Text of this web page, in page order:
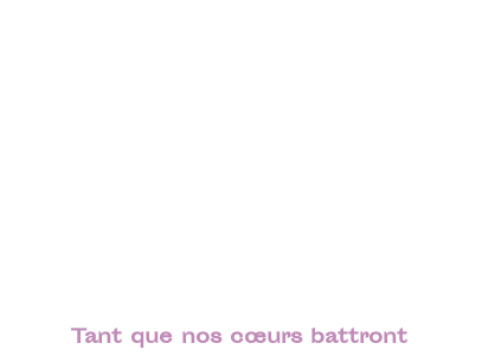
Tant que nos cœurs battront